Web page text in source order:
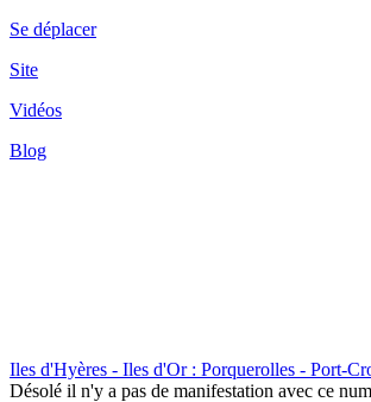
Se déplacer
Site
Vidéos
Blog
Iles d'Hyères - Iles d'Or : Porquerolles - Port-
Désolé il n'y a pas de manifestation avec ce